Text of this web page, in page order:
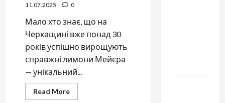
11.07.2025
0
Мало хто знає, що на
Черкащині вже понад 30
років успішно вирощують
справжні лимони Мейєра
— унікальний...
Read MoreRead
more